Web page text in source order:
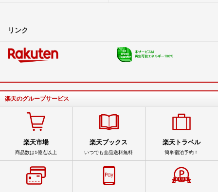
リンク
楽天のグループサービス
楽天市場
商品数は1億点以上
楽天ブックス
いつでも全品送料無料
楽天トラベル
簡単宿泊予約！